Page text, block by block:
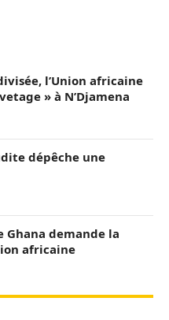
l’Union africaine
» à N’Djamena
dépêche une
Ghana demande la
africaine